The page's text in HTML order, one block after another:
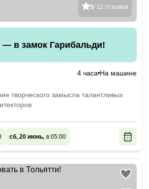
5/ 12 отзывов
— в замок Гарибальди!
4 часа На машине
творческого замысла талантливых
сб, 20 июнь, в 05:00